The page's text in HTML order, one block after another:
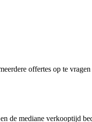
offertes op te
de mediane verkooptijd